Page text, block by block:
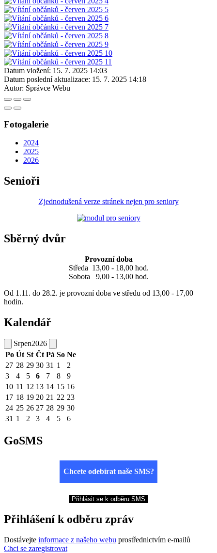
Datum vložení: 15. 7. 2025 14:03
Datum poslední aktualizace: 15. 7. 2025 14:18
Autor: Správce Webu
Fotogalerie
2024
2025
2026
Senioři
Zjednodušená verze stránek nejen pro seniory
Sběrný dvůr
Provozní doba
Středa 13,00 - 18,00 hod.
Sobota 9,00 - 13,00 hod.
Od 1.11. do 28.2. je provozní doba ve středu od 13,00 - 17,00
hodin.
Kalendář
Srpen2026
Po Út St Čt Pá So Ne
27 28 29 30 31 1
2
3
4 5 6 7 8
9
10 11 12 13 14 15 16
17 18 19 20 21 22 23
24 25 26 27 28 29 30
31 1 2 3 4 5 6
GoSMS
Chcete odebírat naše SMS?
Přihlásit se k odběru SMS
Přihlášení k odběru zpráv
Dostávejte informace z našeho webu prostřednictvím e-mailů
Chci se zaregistrovat